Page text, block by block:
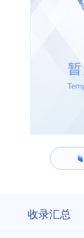
收录汇总